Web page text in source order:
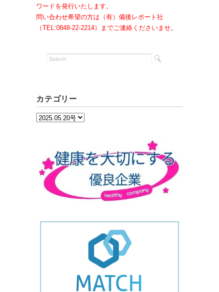
ワードを発行いたします。
問い合わせ希望の方は（有）備後レポート社
（TEL:0848-22-2214）までご連絡くださいませ。
カテゴリー
カ